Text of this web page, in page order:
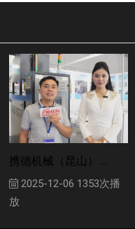
携德机械（昆山）...
2025-12-06 1353次播
放